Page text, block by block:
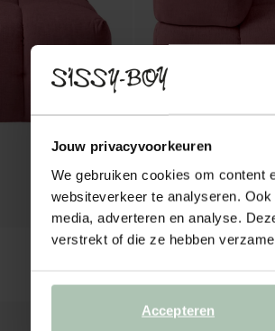
Jouw privacyvoorkeuren
We gebruiken cookies om content
websiteverkeer te analyseren.
media, adverteren en analyse.
verstrekt of die ze hebben
Accepteren
Marquis hoek Artic
30Kleuren